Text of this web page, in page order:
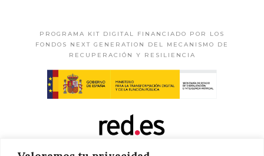
PROGRAMA KIT DIGITAL FINANCIADO POR LOS
FONDOS NEXT GENERATION DEL MECANISMO DE
RECUPERACIÓN Y RESILIENCIA